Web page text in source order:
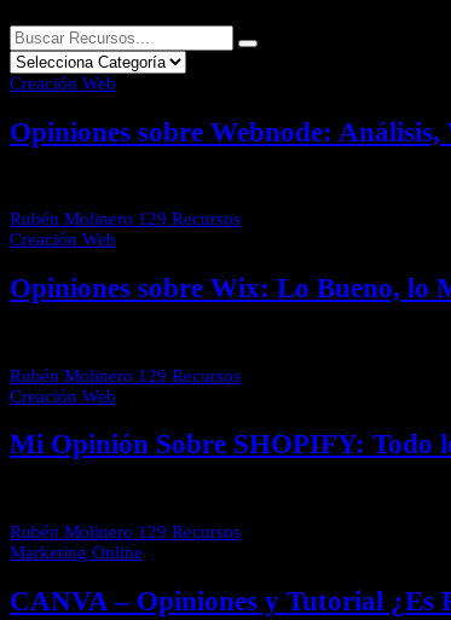
Creación Web
Opiniones sobre Webnode:
Rubén Molinero 129 Recursos
Creación Web
Opiniones sobre Wix: Lo Bueno, lo
Rubén Molinero 129 Recursos
Creación Web
Mi Opinión Sobre SHOPIFY: Todo
Rubén Molinero 129 Recursos
Marketing Online
CANVA – Opiniones y Tutorial ¿Es